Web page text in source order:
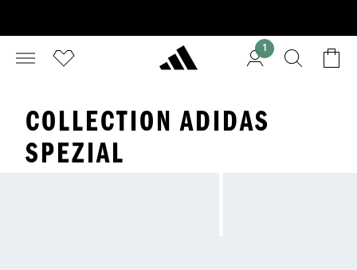
1
COLLECTION ADIDAS
SPEZIAL